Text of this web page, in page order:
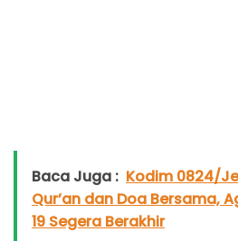
Baca Juga : Kodim 0824/
Qur’an dan Doa Bersama,
19 Segera Berakhir